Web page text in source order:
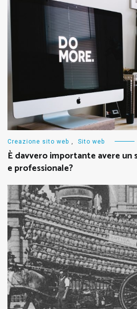
Creazione sito web Sito web
È davvero importante avere
e professionale?